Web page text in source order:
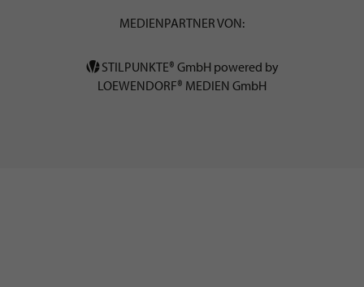
MEDIENPARTNER VON:
STILPUNKTE® GmbH powered by
LOEWENDORF® MEDIEN GmbH